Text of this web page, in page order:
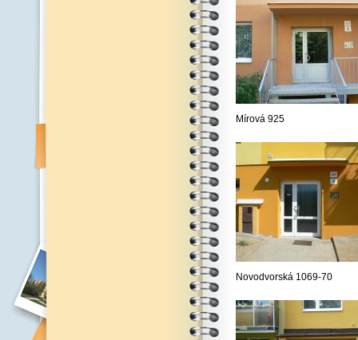
Mírová 925
Novodvorská 1069-70